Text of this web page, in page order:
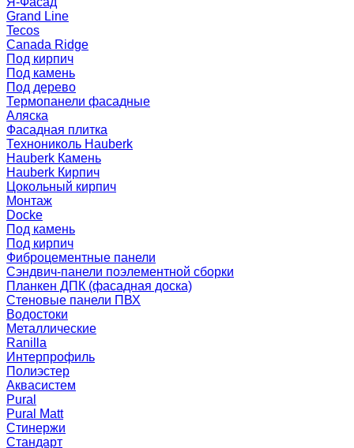
Grand Line
Tecos
Canada Ridge
Под кирпич
Под камень
Под дерево
Термопанели фасадные
Аляска
Фасадная плитка
Технониколь Hauberk
Hauberk Камень
Hauberk Кирпич
Цокольный кирпич
Монтаж
Docke
Под камень
Под кирпич
Фиброцементные панели
Сэндвич-панели поэлементной сборки
Планкен ДПК (фасадная доска)
Стеновые панели ПВХ
Водостоки
Металлические
Ranilla
Интерпрофиль
Полиэстер
Аквасистем
Pural
Pural Matt
Стинержи
Стандарт